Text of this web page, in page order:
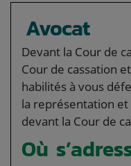
Avocat
Devant la Cour de
Cour de cassation
habilités à vous
la représentation
devant la Cour de
Où